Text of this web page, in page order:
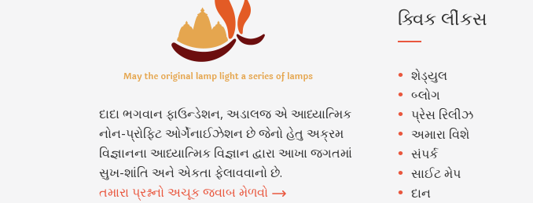
દાદા ભગવાન ફાઉન્ડેશન, અડાલજ એ આધ્યાત્મિક
નોન-પ્રોફિટ ઓર્ગેનાઈઝેશન છે જેનો હેતુ અક્રમ
વિજ્ઞાનના આધ્યાત્મિક વિજ્ઞાન દ્વારા આખા જગતમાં
સુખ-શાંતિ અને એકતા ફેલાવવાનો છે.
તમારા પ્રશ્નનો અચૂક જવાબ મેળવો
ક્વિક લીંકસ
શેડ્યુલ
બ્લોગ
પ્રેસ રિલીઝ
અમારા વિશે
સંપર્ક
સાઈટ મેપ
દાન